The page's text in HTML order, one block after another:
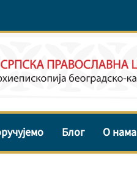
Блог О нама